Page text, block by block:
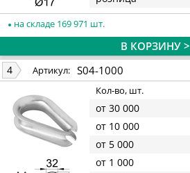
на складе 169 971 шт.
В КОРЗИНУ >
4 Артикул: S04-1000
Кол-во, шт.
от 30 000
от 10 000
от 5 000
от 1 000